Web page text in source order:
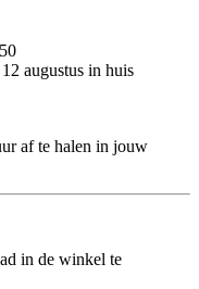
augustus in huis
af te halen in jouw
in de winkel te